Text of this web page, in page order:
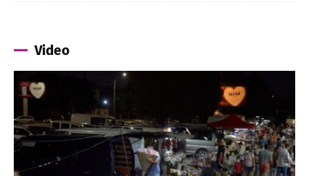
Video